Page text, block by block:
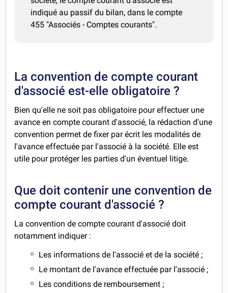
indiqué au passif du bilan, dans le compte
455 "Associés - Comptes courants".
La convention de compte courant
d'associé est-elle obligatoire ?
Bien qu'elle ne soit pas obligatoire pour effectuer une
avance en compte courant d'associé, la rédaction d'une
convention permet de fixer par écrit les modalités de
l'avance effectuée par l'associé à la société. Elle est
utile pour protéger les parties d'un éventuel litige.
Que doit contenir une convention de
compte courant d'associé ?
La convention de compte courant d'associé doit
notamment indiquer :
Les informations de l'associé et de la société ;
Le montant de l'avance effectuée par l'associé ;
Les conditions de remboursement ;